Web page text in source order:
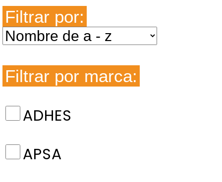
Filtrar por:
Filtrar por marca:
ADHES
APSA